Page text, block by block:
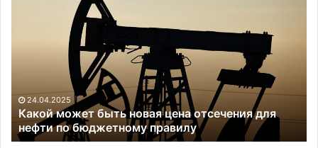
нефти
по
бюджетному
правилу
24.04.2025
Какой может быть новая цена отсечения для
нефти по бюджетному правилу